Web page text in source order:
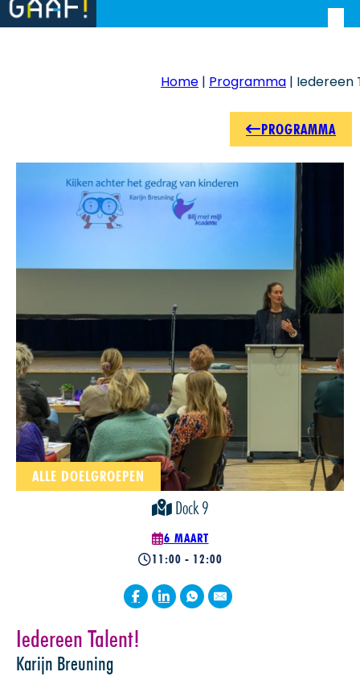
Home | Programma | Iedereen
PROGRAMMA
ALLE DOELGROEPEN
Dock 9
6 MAART
11:00 - 12:00
Iedereen Talent!
Karijn Breuning